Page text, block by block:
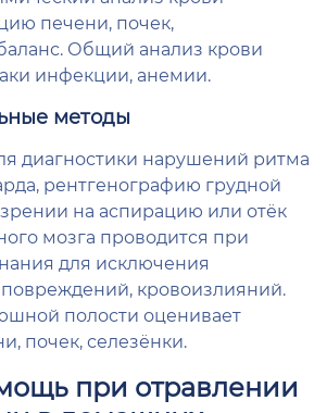
печени, почек,
Общий анализ крови
инфекции, анемии.
методы
диагностики нарушений ритма
рентгенографию грудной
на аспирацию или отёк
мозга проводится при
для исключения
кровоизлияний.
полости оценивает
почек, селезёнки.
при отравлении